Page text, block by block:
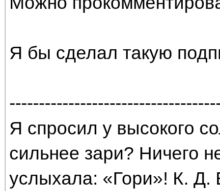
Я бы сделал такую
Я спросил у высокого
сильнее зари? Ничего
услыхала: «Гори»! К. Д.